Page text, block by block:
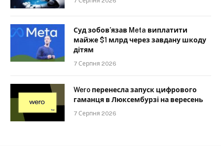
Суд зобов’язав Meta виплатити
майже $1 млрд через завдану шкоду
дітям
7 Серпня 2026
Wero перенесла запуск цифрового
гаманця в Люксембурзі на вересень
7 Серпня 2026